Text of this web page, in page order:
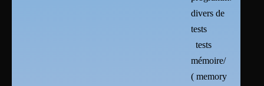
divers de
tests
tests
mémoire/
( memory